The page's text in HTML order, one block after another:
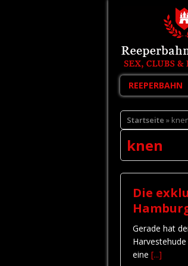
REEPERBAHN
Startseite »
knen
Die
Gerade hat
eine [...]